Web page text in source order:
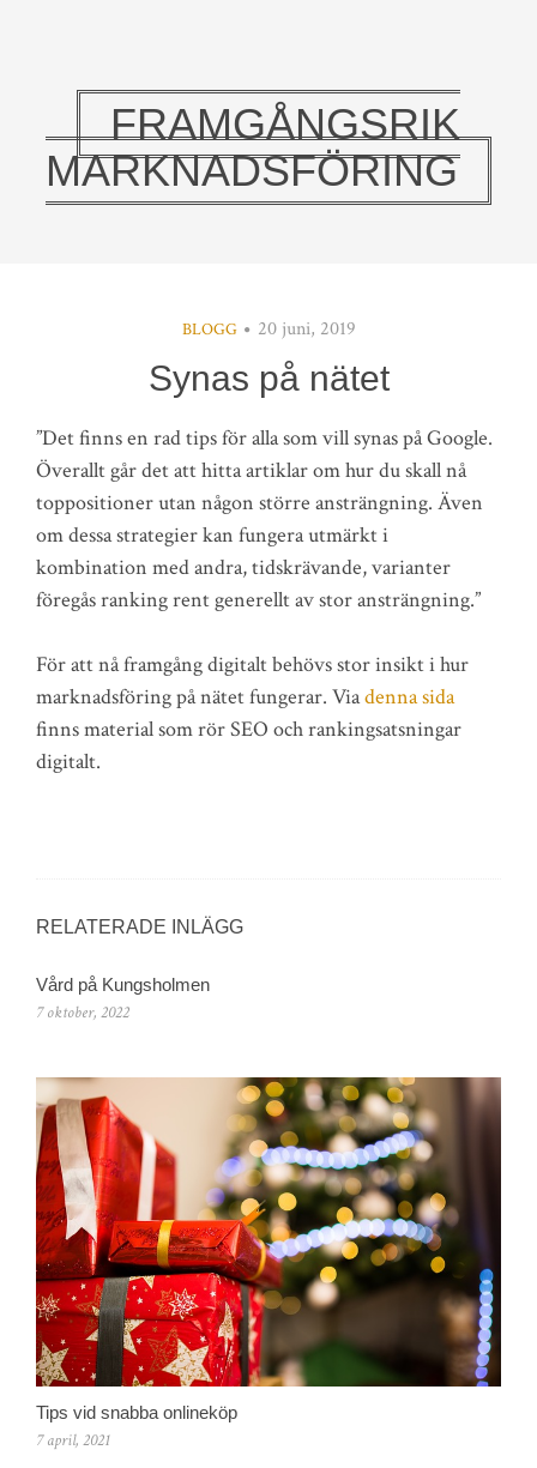
FRAMGÅNGSRIK
MARKNADSFÖRING
BLOGG 20 juni, 2019
Synas på nätet
”Det finns en rad tips för alla som vill synas på Google.
Överallt går det att hitta artiklar om hur du skall nå
toppositioner utan någon större ansträngning. Även
om dessa strategier kan fungera utmärkt i
kombination med andra, tidskrävande, varianter
föregås ranking rent generellt av stor ansträngning.”
För att nå framgång digitalt behövs stor insikt i hur
marknadsföring på nätet fungerar. Viadenna sida
finns material som rör SEO och rankingsatsningar
digitalt.
RELATERADE INLÄGG
Vård på Kungsholmen
7 oktober, 2022
Tips vid snabba onlineköp
7 april, 2021